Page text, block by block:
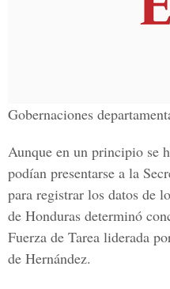
Gobernaciones
Aunque en un principio se
podían presentarse a la
para registrar los datos de
de Honduras determinó
Fuerza de Tarea liderada
de Hernández.